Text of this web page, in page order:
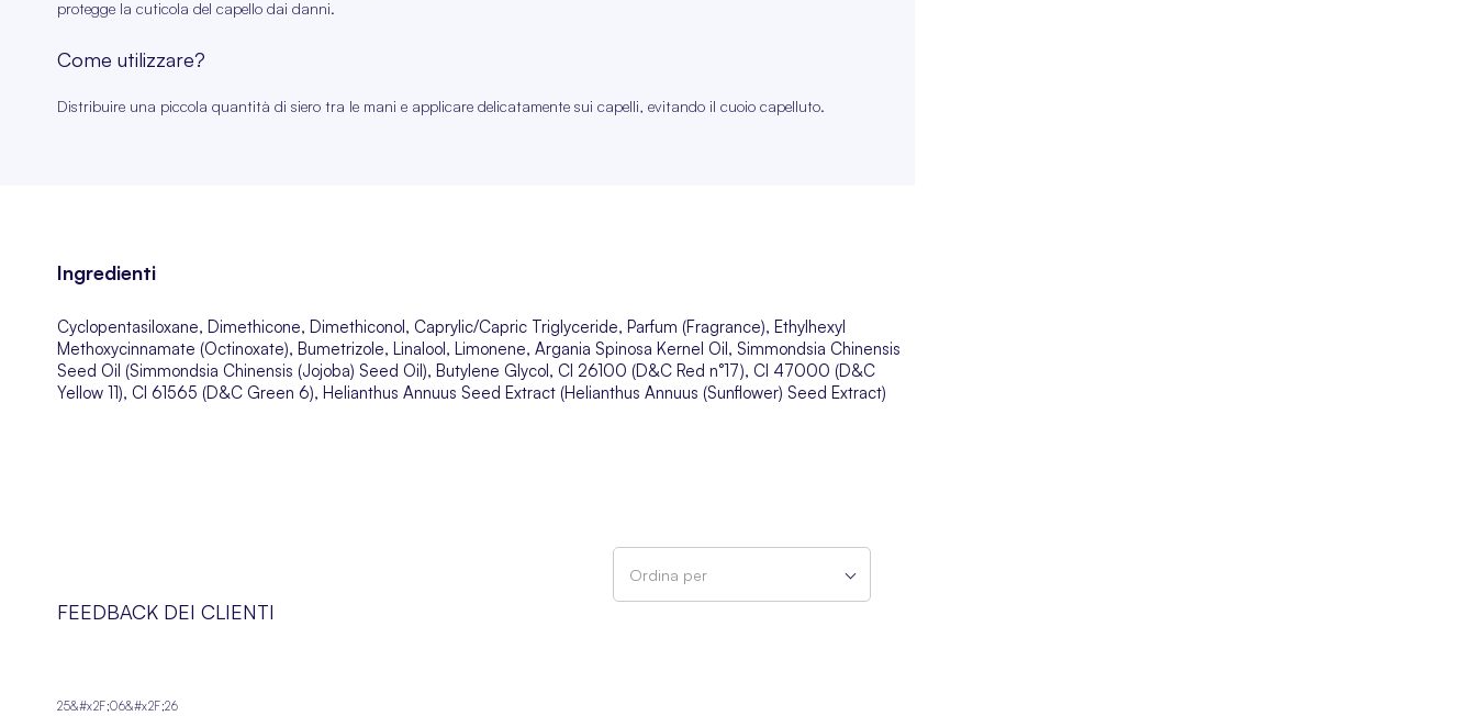
protegge la cuticola del capello dai danni.
Come utilizzare?
Distribuire una piccola quantità di siero tra le mani e applicare delicatamente sui capelli, evitando il cuoio capelluto.
Ingredienti
Cyclopentasiloxane, Dimethicone, Dimethiconol, Caprylic/Capric Triglyceride, Parfum (Fragrance), Ethylhexyl
Methoxycinnamate (Octinoxate), Bumetrizole, Linalool, Limonene, Argania Spinosa Kernel Oil, Simmondsia Chinensis
Seed Oil (Simmondsia Chinensis (Jojoba) Seed Oil), Butylene Glycol, CI 26100 (D&C Red n°17), CI 47000 (D&C
Yellow 11), CI 61565 (D&C Green 6), Helianthus Annuus Seed Extract (Helianthus Annuus (Sunflower) Seed Extract)
FEEDBACK DEI CLIENTI
Ordina per
25&#x2F;06&#x2F;26